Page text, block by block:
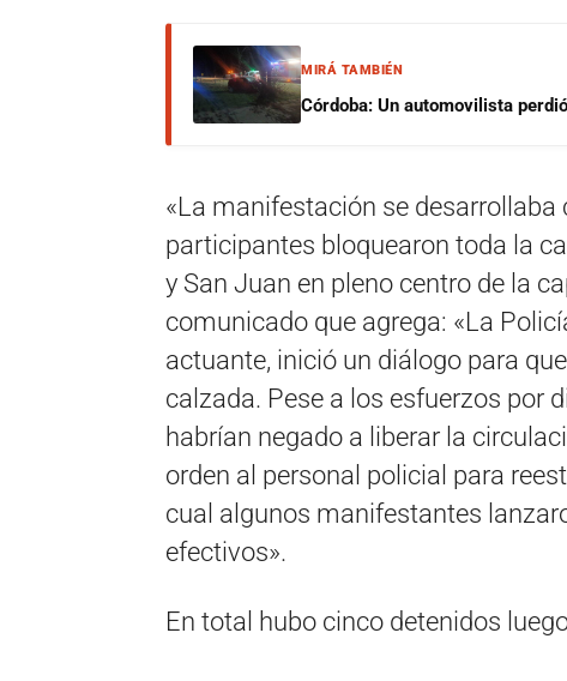
MIRÁ TAMBIÉN
Córdoba: Un automovilista
«La manifestación se
participantes bloquearon toda la
y San Juan en pleno centro de la
comunicado que agrega: «La
actuante, inició un diálogo para
calzada. Pese a los esfuerzos por
habrían negado a liberar la
orden al personal policial para
cual algunos manifestantes
efectivos».
En total hubo cinco detenidos